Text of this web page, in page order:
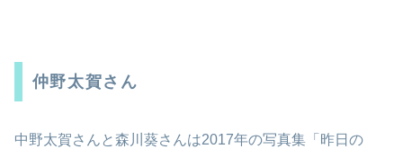
仲野太賀さん
中野太賀さんと森川葵さんは2017年の写真集「昨日の